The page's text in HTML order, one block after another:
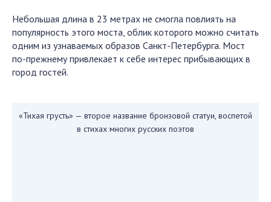
Небольшая длина в 23 метрах не смогла повлиять на
популярность этого моста, облик которого можно считать
одним из узнаваемых образов Санкт-Петербурга. Мост
по-прежнему привлекает к себе интерес прибывающих в
город гостей.
«Тихая грусть» — второе название бронзовой статуи, воспетой
в стихах многих русских поэтов